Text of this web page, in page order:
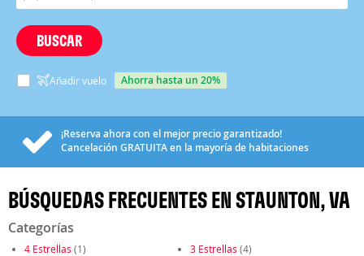
BUSCAR
Añadir vuelo ahorra hasta un 20%
¡Reserva ahora con el mejor precio garantizado!
Cancelación GRATUITAen la mayoría de habitaciones
BÚSQUEDAS FRECUENTES EN STAUNTON, VA
Categorías
4 Estrellas (1) 3 Estrellas (4)